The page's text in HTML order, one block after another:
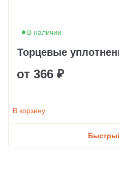
В наличии
Торцевые
от 366 ₽
В корзину